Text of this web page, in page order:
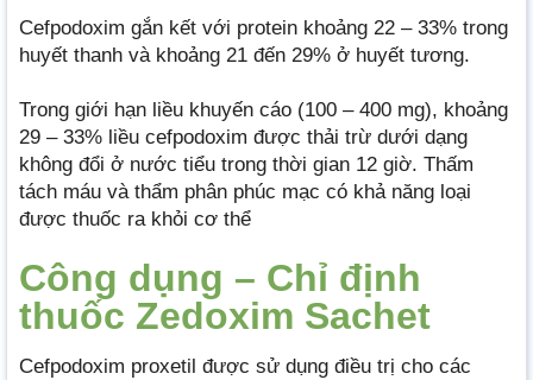
Cefpodoxim gắn kết với protein khoảng 22 – 33% trong
huyết thanh và khoảng 21 đến 29% ở huyết tương.
Trong giới hạn liều khuyến cáo (100 – 400 mg), khoảng
29 – 33% liều cefpodoxim được thải trừ dưới dạng
không đổi ở nước tiểu trong thời gian 12 giờ. Thấm
tách máu và thẩm phân phúc mạc có khả năng loại
được thuốc ra khỏi cơ thể
Công dụng – Chỉ định
thuốc Zedoxim Sachet
Cefpodoxim proxetil được sử dụng điều trị cho các